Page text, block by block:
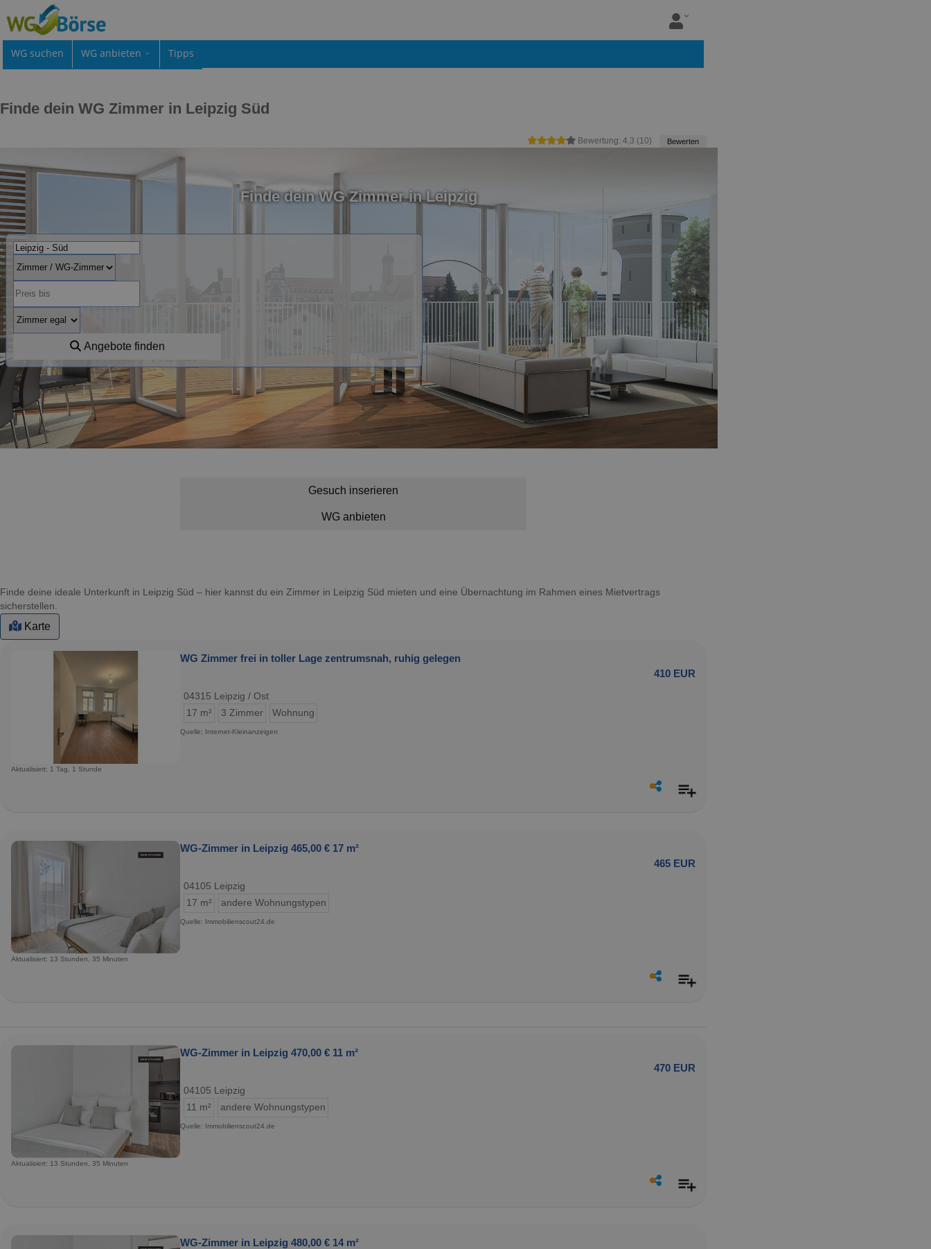
WG suchen WG anbieten Tipps
Finde dein WG Zimmer in Leipzig Süd
Bewertung: 4,3 (10 ) Bewerten
Finde dein WG Zimmer in Leipzig
Angebote finden
Gesuch inserieren
WG anbieten
Finde deine ideale Unterkunft in Leipzig Süd – hier kannst du ein Zimmer in Leipzig Süd mieten und eine Übernachtung im Rahmen eines Mietvertrags
sicherstellen.
Karte
WG Zimmer frei in toller Lage zentrumsnah, ruhig gelegen
410 EUR
04315 Leipzig / Ost
17 m²
3 Zimmer Wohnung
Quelle: Internet-Kleinanzeigen
Aktualisiert: 1 Tag, 1 Stunde
WG-Zimmer in Leipzig 465,00 € 17 m²
465 EUR
04105 Leipzig
17 m²
andere Wohnungstypen
Quelle: Immobilienscout24.de
Aktualisiert: 13 Stunden, 35 Minuten
WG-Zimmer in Leipzig 470,00 € 11 m²
470 EUR
04105 Leipzig
11 m²
andere Wohnungstypen
Quelle: Immobilienscout24.de
Aktualisiert: 13 Stunden, 35 Minuten
WG-Zimmer in Leipzig 480,00 € 14 m²